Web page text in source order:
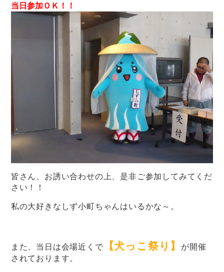
当日参加ＯＫ！！
皆さん、お誘い合わせの上、是非ご参加してみてくだ
さい！！
私の大好きなしず小町ちゃんはいるかな～。
また、当日は会場近くで 【犬っこ祭り】
が開催
されております。